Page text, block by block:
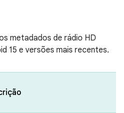
metadados de rádio HD
15 e versões mais recentes.